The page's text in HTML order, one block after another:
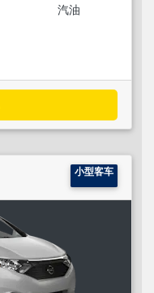
汽油
小型客车